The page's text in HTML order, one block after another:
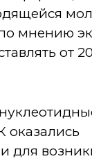
мнению
от
оказались
для